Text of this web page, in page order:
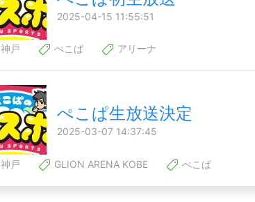
2025-04-15 11:55:51
神戸 ぺこぱ アリーナ
ぺこぱ生放送決定
2025-03-07 14:37:45
神戸 GLION ARENA KOBE ぺこぱ